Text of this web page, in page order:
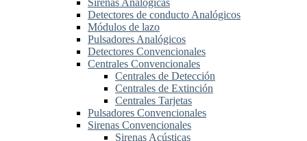
Sirenas Analógicas
Detectores de conducto Analógicos
Módulos de lazo
Pulsadores Analógicos
Detectores Convencionales
Centrales Convencionales
Centrales de Detección
Centrales de Extinción
Centrales Tarjetas
Pulsadores Convencionales
Sirenas Convencionales
Sirenas Acústicas